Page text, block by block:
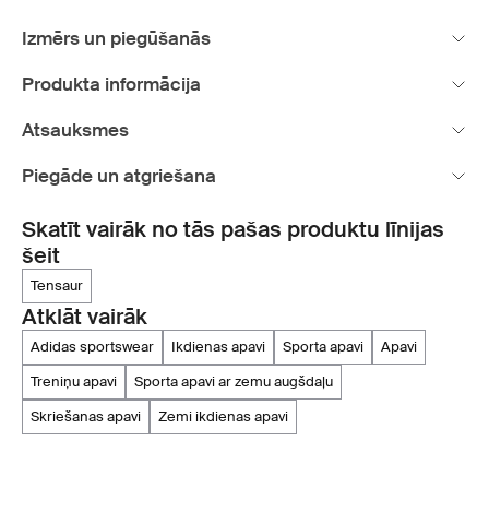
Izmērs un piegūšanās
Produkta informācija
Atsauksmes
Piegāde un atgriešana
Skatīt vairāk no tās pašas produktu līnijas
šeit
tensaur
Atklāt vairāk
adidas sportswear ikdienas apavi sporta apavi
apavi
treniņu apavi
sporta apavi ar zemu augšdaļu
skriešanas apavi
zemi ikdienas apavi